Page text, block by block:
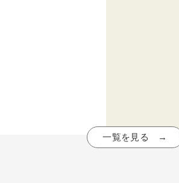
一覧を見る →